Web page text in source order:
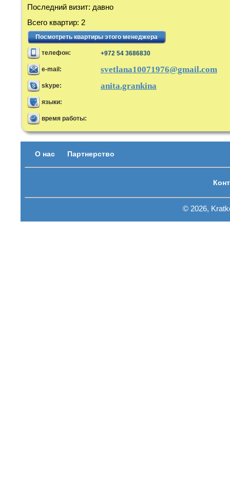
Последний визит: давно
Всего квартир: 2
Посмотреть квартиры этого менеджера
телефон: +972 54 3686830
e-mail: svetlana10071976@gmail.com
skype: anita.grankina
языки:
время работы:
О нас Партнерство
© 2026,